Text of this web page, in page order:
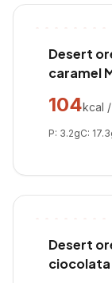
Desert
caramel
104kcal
P: 3.2gC: 17.3
Desert
ciocolata